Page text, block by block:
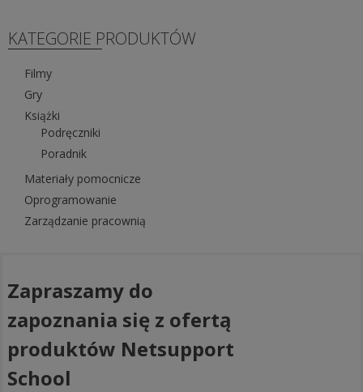
KATEGORIE PRODUKTÓW
Filmy
Gry
Książki
Podręczniki
Poradnik
Materiały pomocnicze
Oprogramowanie
Zarządzanie pracownią
Zapraszamy do
zapoznania się z ofertą
produktów Netsupport
School